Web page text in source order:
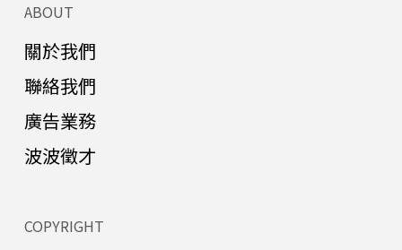
ABOUT
關於我們
聯絡我們
廣告業務
波波徵才
COPYRIGHT